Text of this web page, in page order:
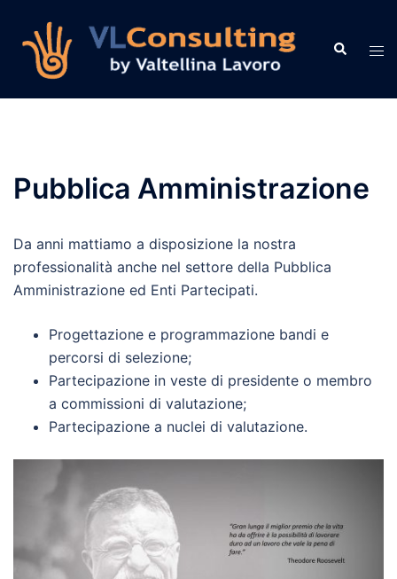
contenuto
Cerca
Pubblica Amministrazione
Da anni mattiamo a disposizione la nostra
professionalità anche nel settore della Pubblica
Amministrazione ed Enti Partecipati.
Progettazione e programmazione bandi e
percorsi di selezione;
Partecipazione in veste di presidente o membro
a commissioni di valutazione;
Partecipazione a nuclei di valutazione.